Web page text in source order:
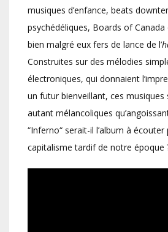
musiques d’enfance, beats
psychédéliques, Boards of
bien malgré eux fers de lance de l’
Construites sur des mélodies
électroniques, qui donnaient
un futur bienveillant, ces
autant mélancoliques
“Inferno“ serait-il l’album à
capitalisme tardif de notre époque